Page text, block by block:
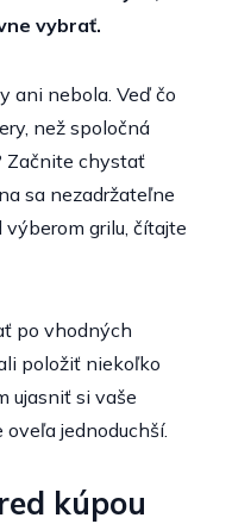
vybrať.
ani nebola. Veď čo
než spoločná
Začnite chystať
sa nezadržateľne
grilu, čítajte
po vhodných
položiť niekoľko
ujasniť si vaše
jednoduchší.
kúpou